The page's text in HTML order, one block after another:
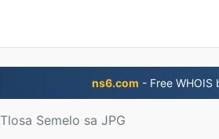
ns6.com - Free WHOIS
Tlosa Semelo sa JPG